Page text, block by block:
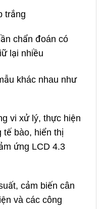
trắng
chẩn đoán có
lại nhiều
khác nhau như
vi xử lý, thực hiện
tế bào, hiển thị
ứng LCD 4.3
cảm biến cân
và các công